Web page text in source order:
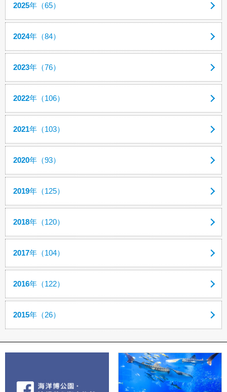
2025年（65）
2024年（84）
2023年（76）
2022年（106）
2021年（103）
2020年（93）
2019年（125）
2018年（120）
2017年（104）
2016年（122）
2015年（26）